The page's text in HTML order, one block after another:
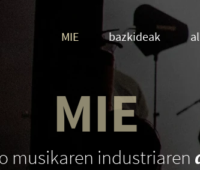
MIE bazkideak
MIE
musikaren industriaren